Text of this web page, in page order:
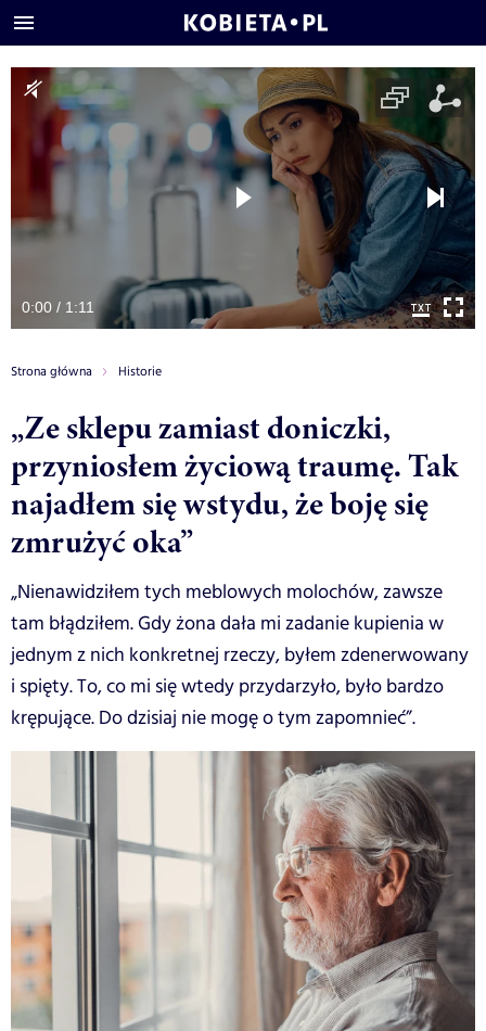
0:00 / 1:11
Strona główna Historie
„Ze sklepu zamiast doniczki,
przyniosłem życiową traumę. Tak
najadłem się wstydu, że boję się
zmrużyć oka”
„Nienawidziłem tych meblowych molochów, zawsze
tam błądziłem. Gdy żona dała mi zadanie kupienia w
jednym z nich konkretnej rzeczy, byłem zdenerwowany
i spięty. To, co mi się wtedy przydarzyło, było bardzo
krępujące. Do dzisiaj nie mogę o tym zapomnieć”.